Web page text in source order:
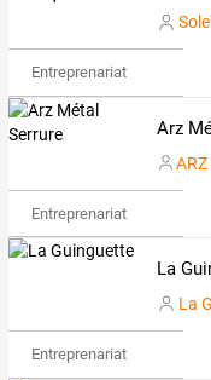
Entreprenariat
Arz
ARZ
Entreprenariat
La
La
Entreprenariat